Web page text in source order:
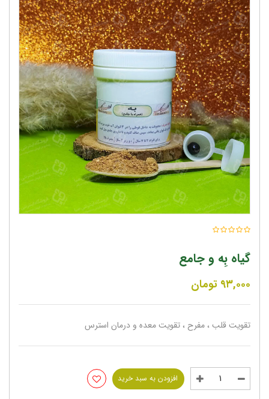
گیاه بِه و جامع
۹۳,۰۰۰ تومان
تقویت قلب ، مفرح ، تقویت معده و درمان استرس
افزودن به سبد خرید